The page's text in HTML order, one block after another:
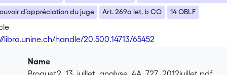
d’appréciation du juge
Art. 269a let. b CO 14 OBLF
libra.unine.ch/handle/20.500.14713/65452
Name